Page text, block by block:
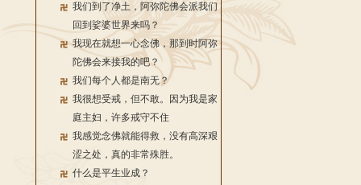
我们到了净土，阿弥陀佛会派我们
回到娑婆世界来吗？
我现在就想一心念佛，那到时阿弥
陀佛会来接我的吧？
我们每个人都是南无？
我很想受戒，但不敢。因为我是家
庭主妇，许多戒守不住
我感觉念佛就能得救，没有高深艰
涩之处，真的非常殊胜。
什么是平生业成？